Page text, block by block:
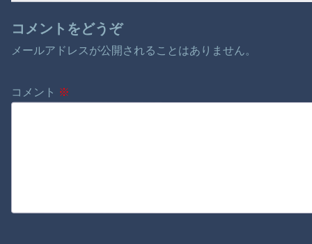
コメントをどうぞ
メールアドレスが公開されることはありません。
コメント ※